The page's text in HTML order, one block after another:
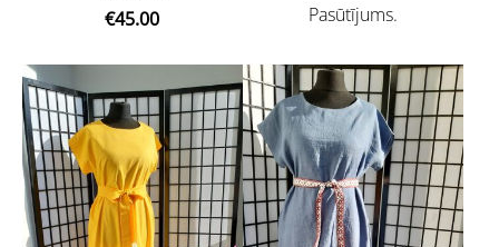
€45.00
Pasūtījums.